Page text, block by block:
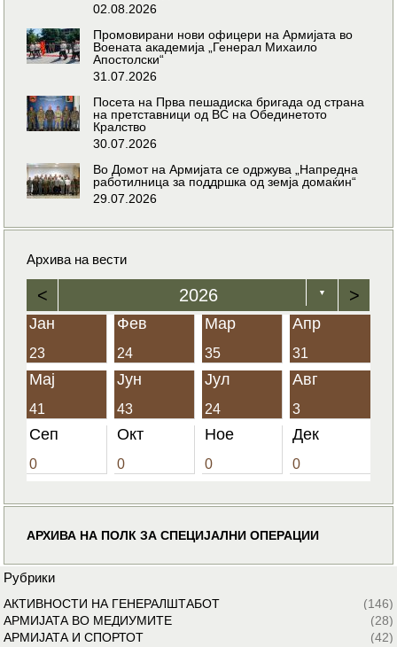
02.08.2026
Промовирани нови офицери на Армијата во
Воената академија „Генерал Михаило
Апостолски“
31.07.2026
Посета на Прва пешадиска бригада од страна
на претставници од ВС на Обединетото
Кралство
30.07.2026
Во Домот на Армијата се одржува „Напредна
работилница за поддршка од земја домаќин“
29.07.2026
Архива на вести
< 2026 ▼ >
Јан
23
Фев
24
Мар
35
Апр
31
Мај
41
Јун
43
Јул
24
Авг
3
Сеп
0
Окт
0
Ное
0
Дек
0
АРХИВА НА ПОЛК ЗА СПЕЦИЈАЛНИ ОПЕРАЦИИ
Рубрики
АКТИВНОСТИ НА ГЕНЕРАЛШТАБОТ
(146)
АРМИЈАТА ВО МЕДИУМИТЕ
(28)
АРМИЈАТА И СПОРТОТ
(42)